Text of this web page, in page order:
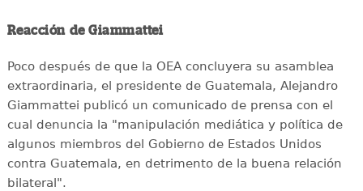
Reacción de Giammattei
Poco después de que la OEA concluyera su asamblea
extraordinaria, el presidente de Guatemala, Alejandro
Giammattei publicó un comunicado de prensa con el
cual denuncia la "manipulación mediática y política de
algunos miembros del Gobierno de Estados Unidos
contra Guatemala, en detrimento de la buena relación
bilateral".